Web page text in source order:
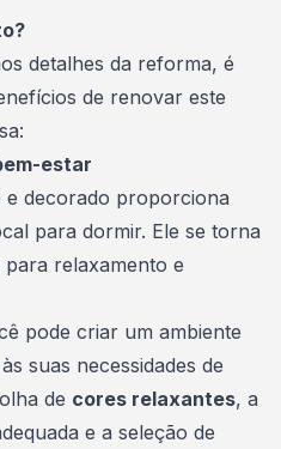
detalhes da reforma, é
de renovar este
estar
e decorado proporciona
para dormir. Ele se torna
para relaxamento e
pode criar um ambiente
suas necessidades de
de cores relaxantes, a
e a seleção de